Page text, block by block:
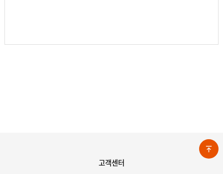
고객센터